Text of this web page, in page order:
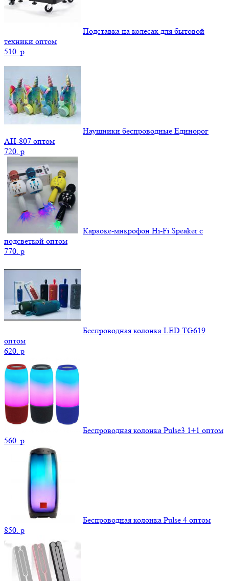
Подставка на колесах для бытовой
техники оптом
510. p
Наушники беспроводные Единорог
AH-807 оптом
720. p
Караоке-микрофон Hi-Fi Speaker с
подсветкой оптом
770. p
Беспроводная колонка LED TG619
оптом
620. p
Беспроводная колонка Pulse3 1+1 оптом
560. p
Беспроводная колонка Pulse 4 оптом
850. p